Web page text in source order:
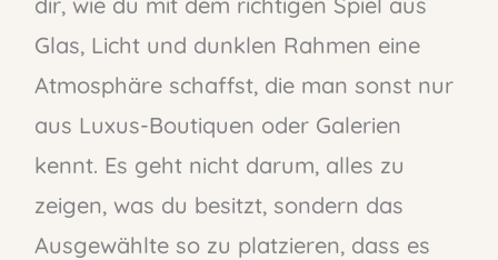
Glas, Licht und dunklen Rahmen eine
Atmosphäre schaffst, die man sonst nur
aus Luxus-Boutiquen oder Galerien
kennt. Es geht nicht darum, alles zu
zeigen, was du besitzt, sondern das
Ausgewählte so zu platzieren, dass es